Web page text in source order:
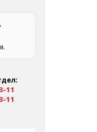
11
11